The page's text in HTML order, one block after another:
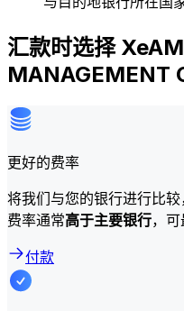
汇款时选择
MANAGEMENT
更好的费率
将我们与您的银行进行比
费率通常高于主要银行，
付款